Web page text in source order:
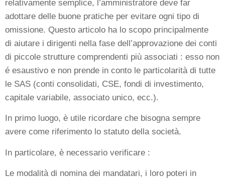
relativamente semplice, l’amministratore deve far
adottare delle buone pratiche per evitare ogni tipo di
omissione. Questo articolo ha lo scopo principalmente
di aiutare i dirigenti nella fase dell’approvazione dei conti
di piccole strutture comprendenti più associati : esso non
é esaustivo e non prende in conto le particolarità di tutte
le SAS (conti consolidati, CSE, fondi di investimento,
capitale variabile, associato unico, ecc.).
In primo luogo, è utile ricordare che bisogna sempre
avere come riferimento lo statuto della società.
In particolare, è necessario verificare :
Le modalità di nomina dei mandatari, i loro poteri in